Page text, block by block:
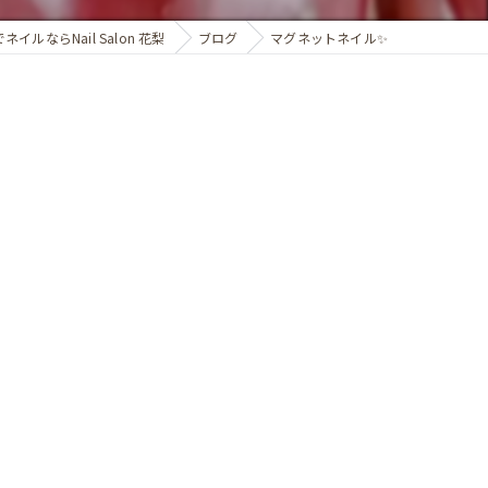
ネイルならNail Salon 花梨 ブログ マグネットネイル✨️